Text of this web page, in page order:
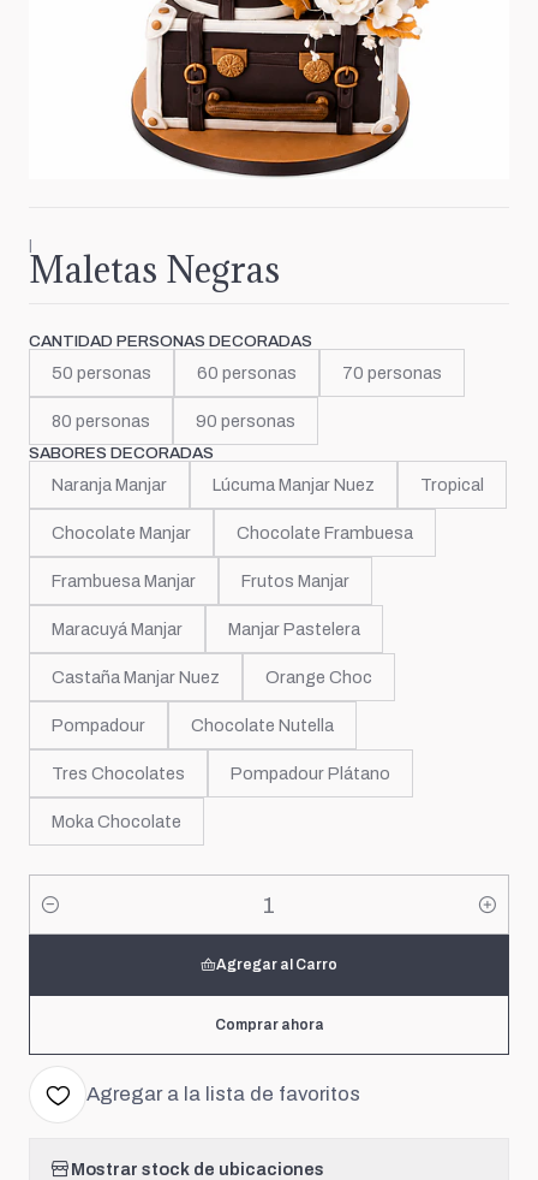
|
Maletas Negras
CANTIDAD PERSONAS DECORADAS
50 personas 60 personas 70 personas
80 personas 90 personas
SABORES DECORADAS
Naranja Manjar Lúcuma Manjar Nuez Tropical
Chocolate Manjar Chocolate Frambuesa
Frambuesa Manjar Frutos Manjar
Maracuyá Manjar Manjar Pastelera
Castaña Manjar Nuez Orange Choc
Pompadour Chocolate Nutella
Tres Chocolates Pompadour Plátano
Moka Chocolate
Cantidad
Agregar al Carro
Comprar ahora
Agregar a la lista de favoritos
Mostrar stock de ubicaciones